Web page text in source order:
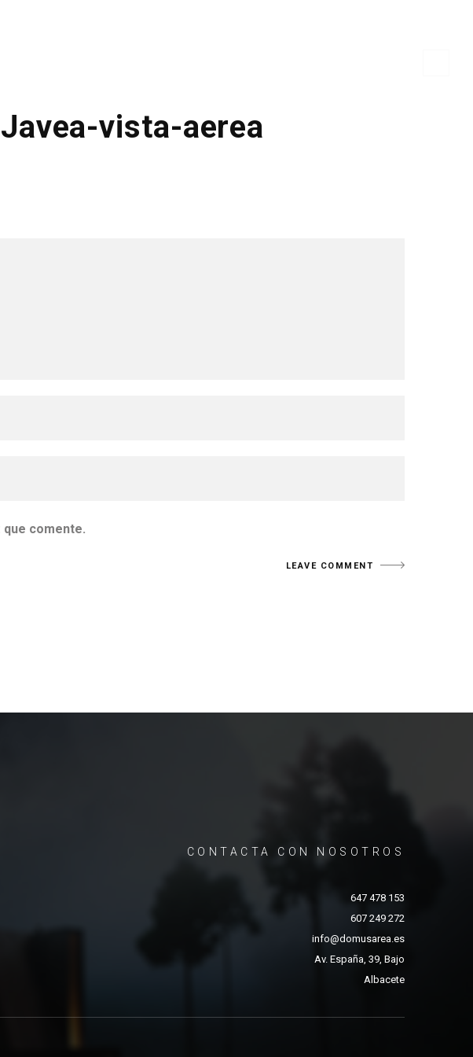
vista-aerea
comente.
CONTACTA CON NOSOTROS
647 478 153
607 249 272
info@domusarea.es
Av. España, 39, Bajo
Albacete